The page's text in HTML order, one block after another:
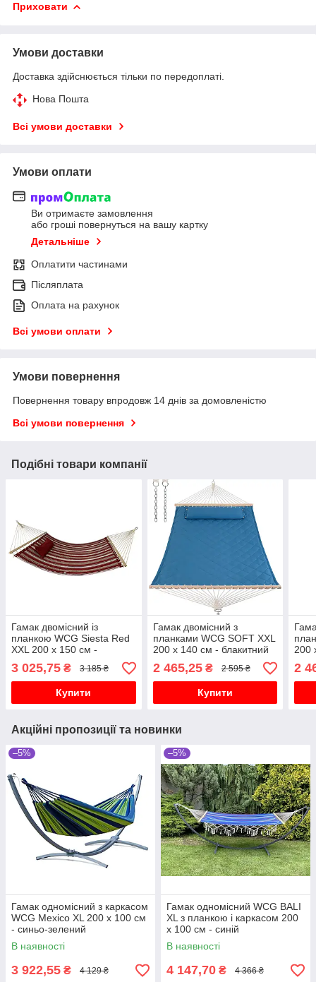
Приховати
Умови доставки
Доставка здійснюється тільки по передоплаті.
Нова Пошта
Всі умови доставки
Умови оплати
Ви отримаєте замовлення
або гроші повернуться на вашу картку
Детальніше
Оплатити частинами
Післяплата
Оплата на рахунок
Всі умови оплати
Умови повернення
Повернення товару впродовж 14 днів за домовленістю
Всі умови повернення
Подібні товари компанії
Гамак двомісний із
планкою WCG Siesta Red
XXL 200 х 150 см -
3 025,75 ₴ 3 185 ₴
Купити
Гамак двомісний з
планками WCG SOFT XXL
200 x 140 см - блакитний
2 465,25₴ 2 595 ₴
Купити
200
2
Акційні пропозиції та новинки
–5%
Гамак одномісний з каркасом
WCG Mexico XL 200 х 100 см
- синьо-зелений
В наявності
3 922,55 ₴ 4 129 ₴
–5%
Гамак одномісний WCG BALI
XL з планкою і каркасом 200
х 100 см - синій
В наявності
4 147,70 ₴ 4 366 ₴